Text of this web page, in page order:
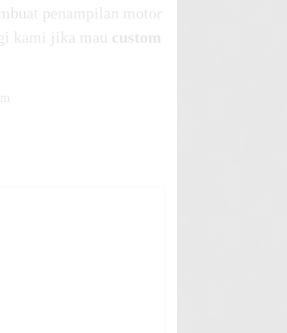
penampilan motor
kami jika mau custom